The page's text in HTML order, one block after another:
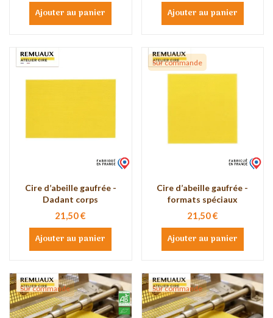
Ajouter au panier Ajouter au panier
Cire d’abeille gaufrée -
Dadant corps
21,50 €
Ajouter au panier
Sur commande
Cire d’abeille gaufrée -
formats spéciaux
21,50 €
Ajouter au panier
Sur commande Sur commande